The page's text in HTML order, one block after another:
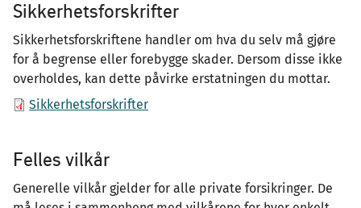
Sikkerhetsforskrifter
Sikkerhetsforskriftene handler om hva du selv må gjøre
for å begrense eller forebygge skader. Dersom disse ikke
overholdes, kan dette påvirke erstatningen du mottar.
Sikkerhetsforskrifter
Felles vilkår
Generelle vilkår gjelder for alle private forsikringer. De